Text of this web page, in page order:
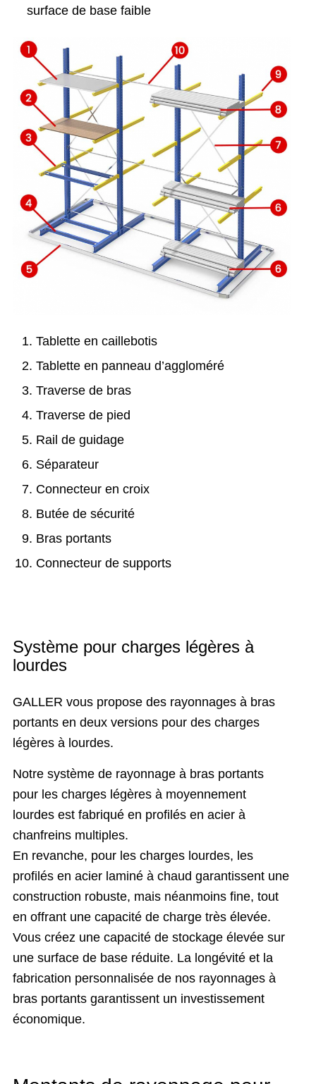
surface de base faible
Tablette en caillebotis
Tablette en panneau d’aggloméré
Traverse de bras
Traverse de pied
Rail de guidage
Séparateur
Connecteur en croix
Butée de sécurité
Bras portants
Connecteur de supports
Système pour charges légères à
lourdes
GALLER vous propose des rayonnages à bras
portants en deux versions pour des charges
légères à lourdes.
Notre système de rayonnage à bras portants
pour les charges légères à moyennement
lourdes est fabriqué en profilés en acier à
chanfreins multiples.
En revanche, pour les charges lourdes, les
profilés en acier laminé à chaud garantissent une
construction robuste, mais néanmoins fine, tout
en offrant une capacité de charge très élevée.
Vous créez une capacité de stockage élevée sur
une surface de base réduite. La longévité et la
fabrication personnalisée de nos rayonnages à
bras portants garantissent un investissement
économique.